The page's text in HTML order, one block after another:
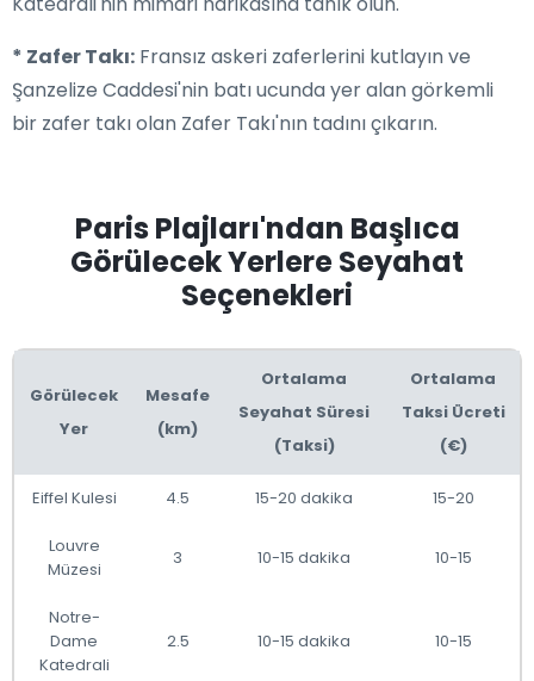
* Zafer Takı: Fransız askeri zaferlerini kutlayın ve
Şanzelize Caddesi'nin batı ucunda yer alan görkemli
bir zafer takı olan Zafer Takı'nın tadını çıkarın.
Paris Plajları'ndan Başlıca
Görülecek Yerlere Seyahat
Seçenekleri
Görülecek
Yer
Mesafe
(km)
Ortalama
Seyahat Süresi
(Taksi)
Ortalama
Taksi Ücreti
(€)
Eiffel Kulesi 4.5 15-20 dakika 15-20
Louvre
Müzesi
3 10-15 dakika 10-15
Notre-
Dame
Katedrali
2.5 10-15 dakika 10-15